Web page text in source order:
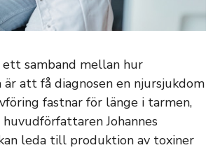
ett samband mellan hur
att få diagnosen en njursjukdom
fastnar för länge i tarmen,
Johannes
leda till produktion av toxiner